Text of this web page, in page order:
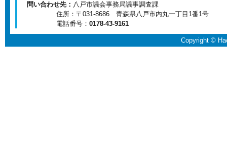
問い合わせ先： 八戸市議会事務局議事調査課
住所：〒031-8686 青森県八戸市内丸一丁目1番1号
電話番号： 0178-43-9161
Copyright ©